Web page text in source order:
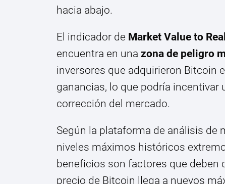
hacia abajo.
El indicador de Market Value to
encuentra en una zona de peligro
inversores que adquirieron Bitcoin
ganancias, lo que podría
corrección del mercado.
Según la plataforma de análisis de
niveles máximos históricos
beneficios son factores que deben
precio de Bitcoin llega a nuevos